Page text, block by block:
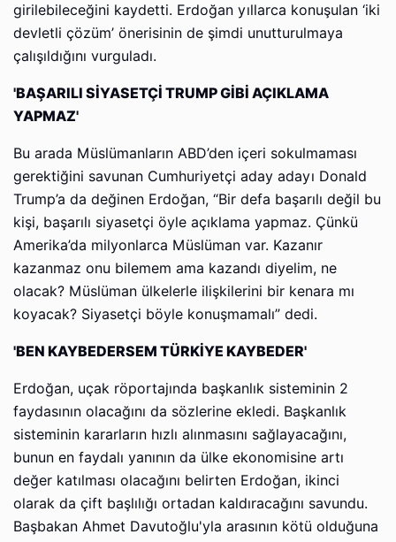
girilebileceğini kaydetti. Erdoğan yıllarca konuşulan ‘iki
devletli çözüm’ önerisinin de şimdi unutturulmaya
çalışıldığını vurguladı.
'BAŞARILI SİYASETÇİ TRUMP GİBİ AÇIKLAMA
YAPMAZ'
Bu arada Müslümanların ABD’den içeri sokulmaması
gerektiğini savunan Cumhuriyetçi aday adayı Donald
Trump’a da değinen Erdoğan, “Bir defa başarılı değil bu
kişi, başarılı siyasetçi öyle açıklama yapmaz. Çünkü
Amerika’da milyonlarca Müslüman var. Kazanır
kazanmaz onu bilemem ama kazandı diyelim, ne
olacak? Müslüman ülkelerle ilişkilerini bir kenara mı
koyacak? Siyasetçi böyle konuşmamalı” dedi.
'BEN KAYBEDERSEM TÜRKİYE KAYBEDER'
Erdoğan, uçak röportajında başkanlık sisteminin 2
faydasının olacağını da sözlerine ekledi. Başkanlık
sisteminin kararların hızlı alınmasını sağlayacağını,
bunun en faydalı yanının da ülke ekonomisine artı
değer katılması olacağını belirten Erdoğan, ikinci
olarak da çift başlılığı ortadan kaldıracağını savundu.
Başbakan Ahmet Davutoğlu'yla arasının kötü olduğuna